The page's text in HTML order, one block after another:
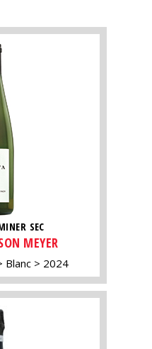
SEC
MEYER
Blanc 2024